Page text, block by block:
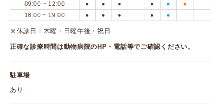
09:00 ~ 12:00
● ● ● ● ● ●
16:00 ~ 19:00 ● ● ● ● ●
※休診日：木曜・日曜午後・祝日
正確な診療時間は動物病院のHP・電話等でご確認ください。
駐車場
あり